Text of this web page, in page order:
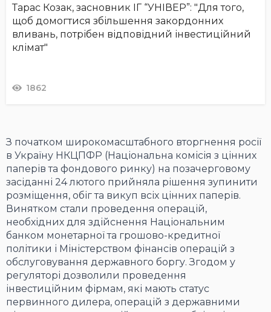
Тарас Козак, засновник ІГ “УНІВЕР”: "Для того,
щоб домогтися збільшення закордонних
вливань, потрібен відповідний інвестиційний
клімат"
1862
З початком широкомасштабного вторгнення росії
в Україну НКЦПФР (Національна комісія з цінних
паперів та фондового ринку) на позачерговому
засіданні 24 лютого прийняла рішення зупинити
розміщення, обіг та викуп всіх цінних паперів.
Винятком стали проведення операцій,
необхідних для здійснення Національним
банком монетарної та грошово-кредитної
політики і Міністерством фінансів операцій з
обслуговування державного боргу. Згодом у
регуляторі дозволили проведення
інвестиційним фірмам, які мають статус
первинного дилера, операцій з державними